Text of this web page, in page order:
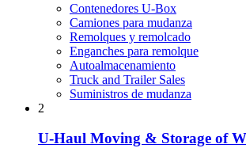
Contenedores U-Box
Camiones para mudanza
Remolques y remolcado
Enganches para remolque
Autoalmacenamiento
Truck and Trailer Sales
Suministros de mudanza
2
U-Haul Moving & Storage of